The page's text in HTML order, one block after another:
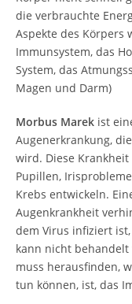
die verbrauchte
Aspekte des Körpers
Immunsystem, das
System, das
Magen und Darm)
Morbus Marek ist
Augenerkrankung,
wird. Diese
Pupillen,
Krebs entwickeln.
Augenkrankheit
dem Virus infiziert
kann nicht
muss herausfinden,
tun können, ist, das